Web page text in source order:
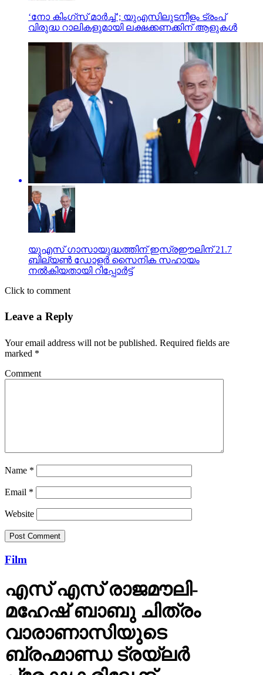
‘നോ കിംഗ്‌സ് മാര്‍ച്ച്’; യുഎസിലുടനീളം ട്രംപ്
വിരുദ്ധ റാലികളുമായി ലക്ഷക്കണക്കിന് ആളുകള്‍
യുഎസ് ഗാസായുദ്ധത്തിന് ഇസ്രഈലിന് 21.7
ബില്യണ്‍ ഡോളര്‍ സൈനിക സഹായം
നല്‍കിയതായി റിപ്പോര്‍ട്ട്
Click to comment
Leave a Reply
Your email address will not be published. Required fields are
marked *
Comment
Name *
Email *
Website
Film
എസ് എസ് രാജമൗലി-
മഹേഷ് ബാബു ചിത്രം
വാരാണാസിയുടെ
ബ്രഹ്മാണ്ഡ ട്രയ്ലർ